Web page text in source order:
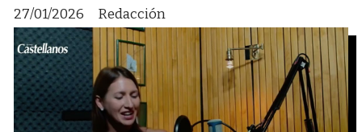
Redacción
27/01/2026